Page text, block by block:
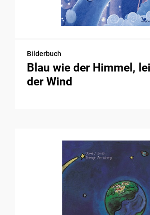
Bilderbuch
Blau wie der Himmel,
der Wind